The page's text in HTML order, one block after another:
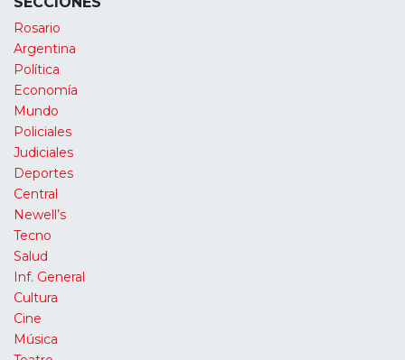
Rosario
Argentina
Política
Economía
Mundo
Policiales
Judiciales
Deportes
Central
Newell’s
Tecno
Salud
Inf. General
Cultura
Cine
Música